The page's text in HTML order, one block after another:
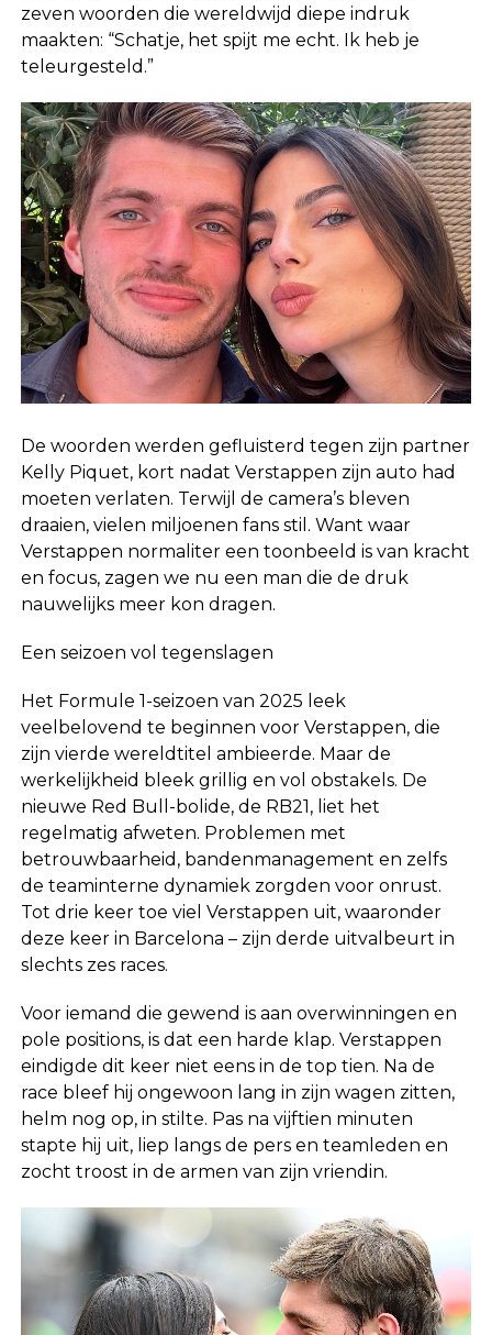
zeven woorden die wereldwijd diepe indruk
maakten: “Schatje, het spijt me echt. Ik heb je
teleurgesteld.”
De woorden werden gefluisterd tegen zijn partner
Kelly Piquet, kort nadat Verstappen zijn auto had
moeten verlaten. Terwijl de camera’s bleven
draaien, vielen miljoenen fans stil. Want waar
Verstappen normaliter een toonbeeld is van kracht
en focus, zagen we nu een man die de druk
nauwelijks meer kon dragen.
Een seizoen vol tegenslagen
Het Formule 1-seizoen van 2025 leek
veelbelovend te beginnen voor Verstappen, die
zijn vierde wereldtitel ambieerde. Maar de
werkelijkheid bleek grillig en vol obstakels. De
nieuwe Red Bull-bolide, de RB21, liet het
regelmatig afweten. Problemen met
betrouwbaarheid, bandenmanagement en zelfs
de teaminterne dynamiek zorgden voor onrust.
Tot drie keer toe viel Verstappen uit, waaronder
deze keer in Barcelona – zijn derde uitvalbeurt in
slechts zes races.
Voor iemand die gewend is aan overwinningen en
pole positions, is dat een harde klap. Verstappen
eindigde dit keer niet eens in de top tien. Na de
race bleef hij ongewoon lang in zijn wagen zitten,
helm nog op, in stilte. Pas na vijftien minuten
stapte hij uit, liep langs de pers en teamleden en
zocht troost in de armen van zijn vriendin.